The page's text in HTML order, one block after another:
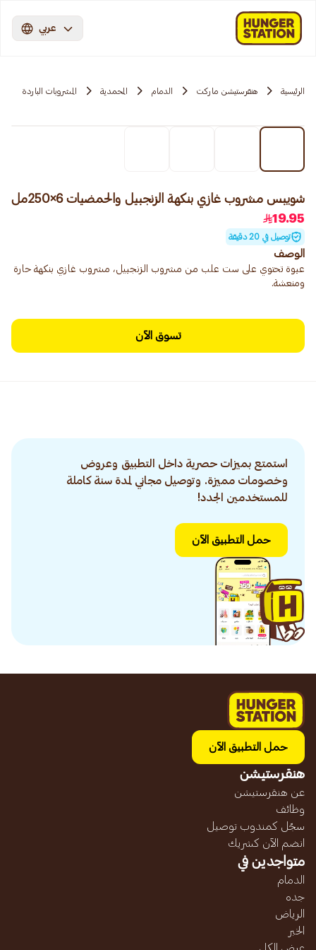
عربي
الرئيسية هنقرستيشن ماركت الدمام المحمدية المشروبات الباردة
شويبس مشروب غازي بنكهة الزنجبيل والحمضيات 6×250مل
19.95
توصيل في 20 دقيقة
الوصف
عبوة تحتوي على ست علب من مشروب الزنجبيل، مشروب غازي بنكهة حارة
ومنعشة.
تسوق الآن
استمتع بميزات حصرية داخل التطبيق وعروض
وخصومات مميزة. وتوصيل مجاني لمدة سنة كاملة
للمستخدمين الجدد!
حمل التطبيق الآن
حمل التطبيق الآن
هنقرستيشن
عن هنقرستيشن
وظائف
سجّل كمندوب توصيل
انضم الآن كشريك
متواجدين في
الدمام
جده
الرياض
الخبر